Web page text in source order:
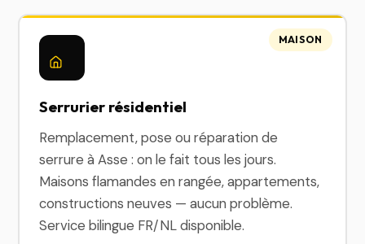
Serrurier résidentiel
Remplacement, pose ou réparation de
serrure à Asse : on le fait tous les jours.
Maisons flamandes en rangée, appartements,
constructions neuves — aucun problème.
Service bilingue FR/NL disponible.
MAISON